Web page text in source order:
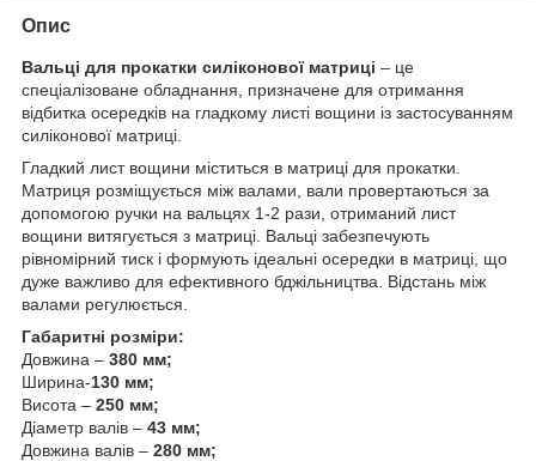
Опис
Вальці для прокатки силіконової матриці – це
спеціалізоване обладнання, призначене для отримання
відбитка осередків на гладкому листі вощини із застосуванням
силіконової матриці.
Гладкий лист вощини міститься в матриці для прокатки.
Матриця розміщується між валами, вали провертаються за
допомогою ручки на вальцях 1-2 рази, отриманий лист
вощини витягується з матриці. Вальці забезпечують
рівномірний тиск і формують ідеальні осередки в матриці, що
дуже важливо для ефективного бджільництва. Відстань між
валами регулюється.
Габаритні розміри:
Довжина – 380 мм;
Ширина-130 мм;
Висота – 250 мм;
Діаметр валів – 43 мм;
Довжина валів – 280 мм;